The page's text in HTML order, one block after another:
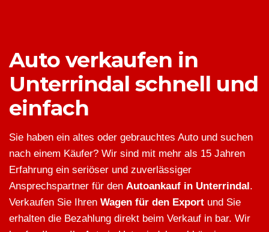
Auto verkaufen in
Unterrindal schnell und
einfach
Sie haben ein altes oder gebrauchtes Auto und suchen
nach einem Käufer? Wir sind mit mehr als 15 Jahren
Erfahrung ein seriöser und zuverlässiger
Ansprechspartner für den Autoankauf in Unterrindal.
Verkaufen Sie Ihren Wagen für den Export und Sie
erhalten die Bezahlung direkt beim Verkauf in bar. Wir